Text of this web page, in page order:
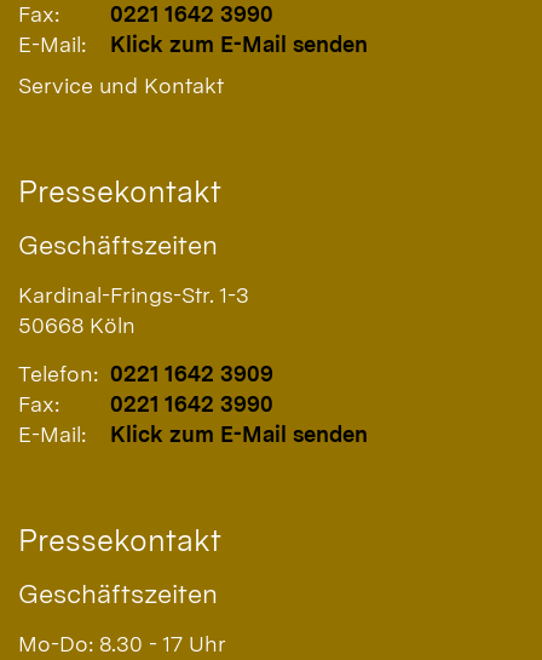
Fax:
0221 1642 3990
E-Mail:
Klick zum E-Mail senden
Service und Kontakt
Pressekontakt
Geschäftszeiten
Kardinal-Frings-Str. 1-3
50668 Köln
Telefon: 0221 1642 3909
Fax:
0221 1642 3990
E-Mail:
Klick zum E-Mail senden
Pressekontakt
Geschäftszeiten
Mo-Do: 8.30 - 17 Uhr